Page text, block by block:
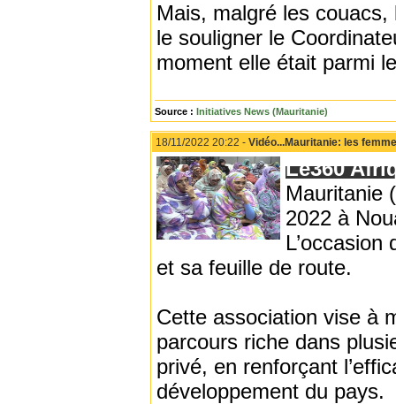
Mais, malgré les
le souligner le
moment elle était parmi
Source : Initiatives News (Mauritanie)
18/11/2022 20:22 - Vidéo...Mauritanie: les
Le360
Mauritanie
2022 à
et sa feuille de route.
Cette association vise à
parcours riche dans
privé, en renforçant
développement du pays.